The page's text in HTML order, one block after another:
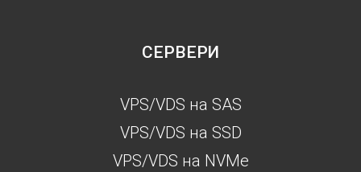
СЕРВЕРИ
VPS/VDS на SAS
VPS/VDS на SSD
VPS/VDS на NVMe